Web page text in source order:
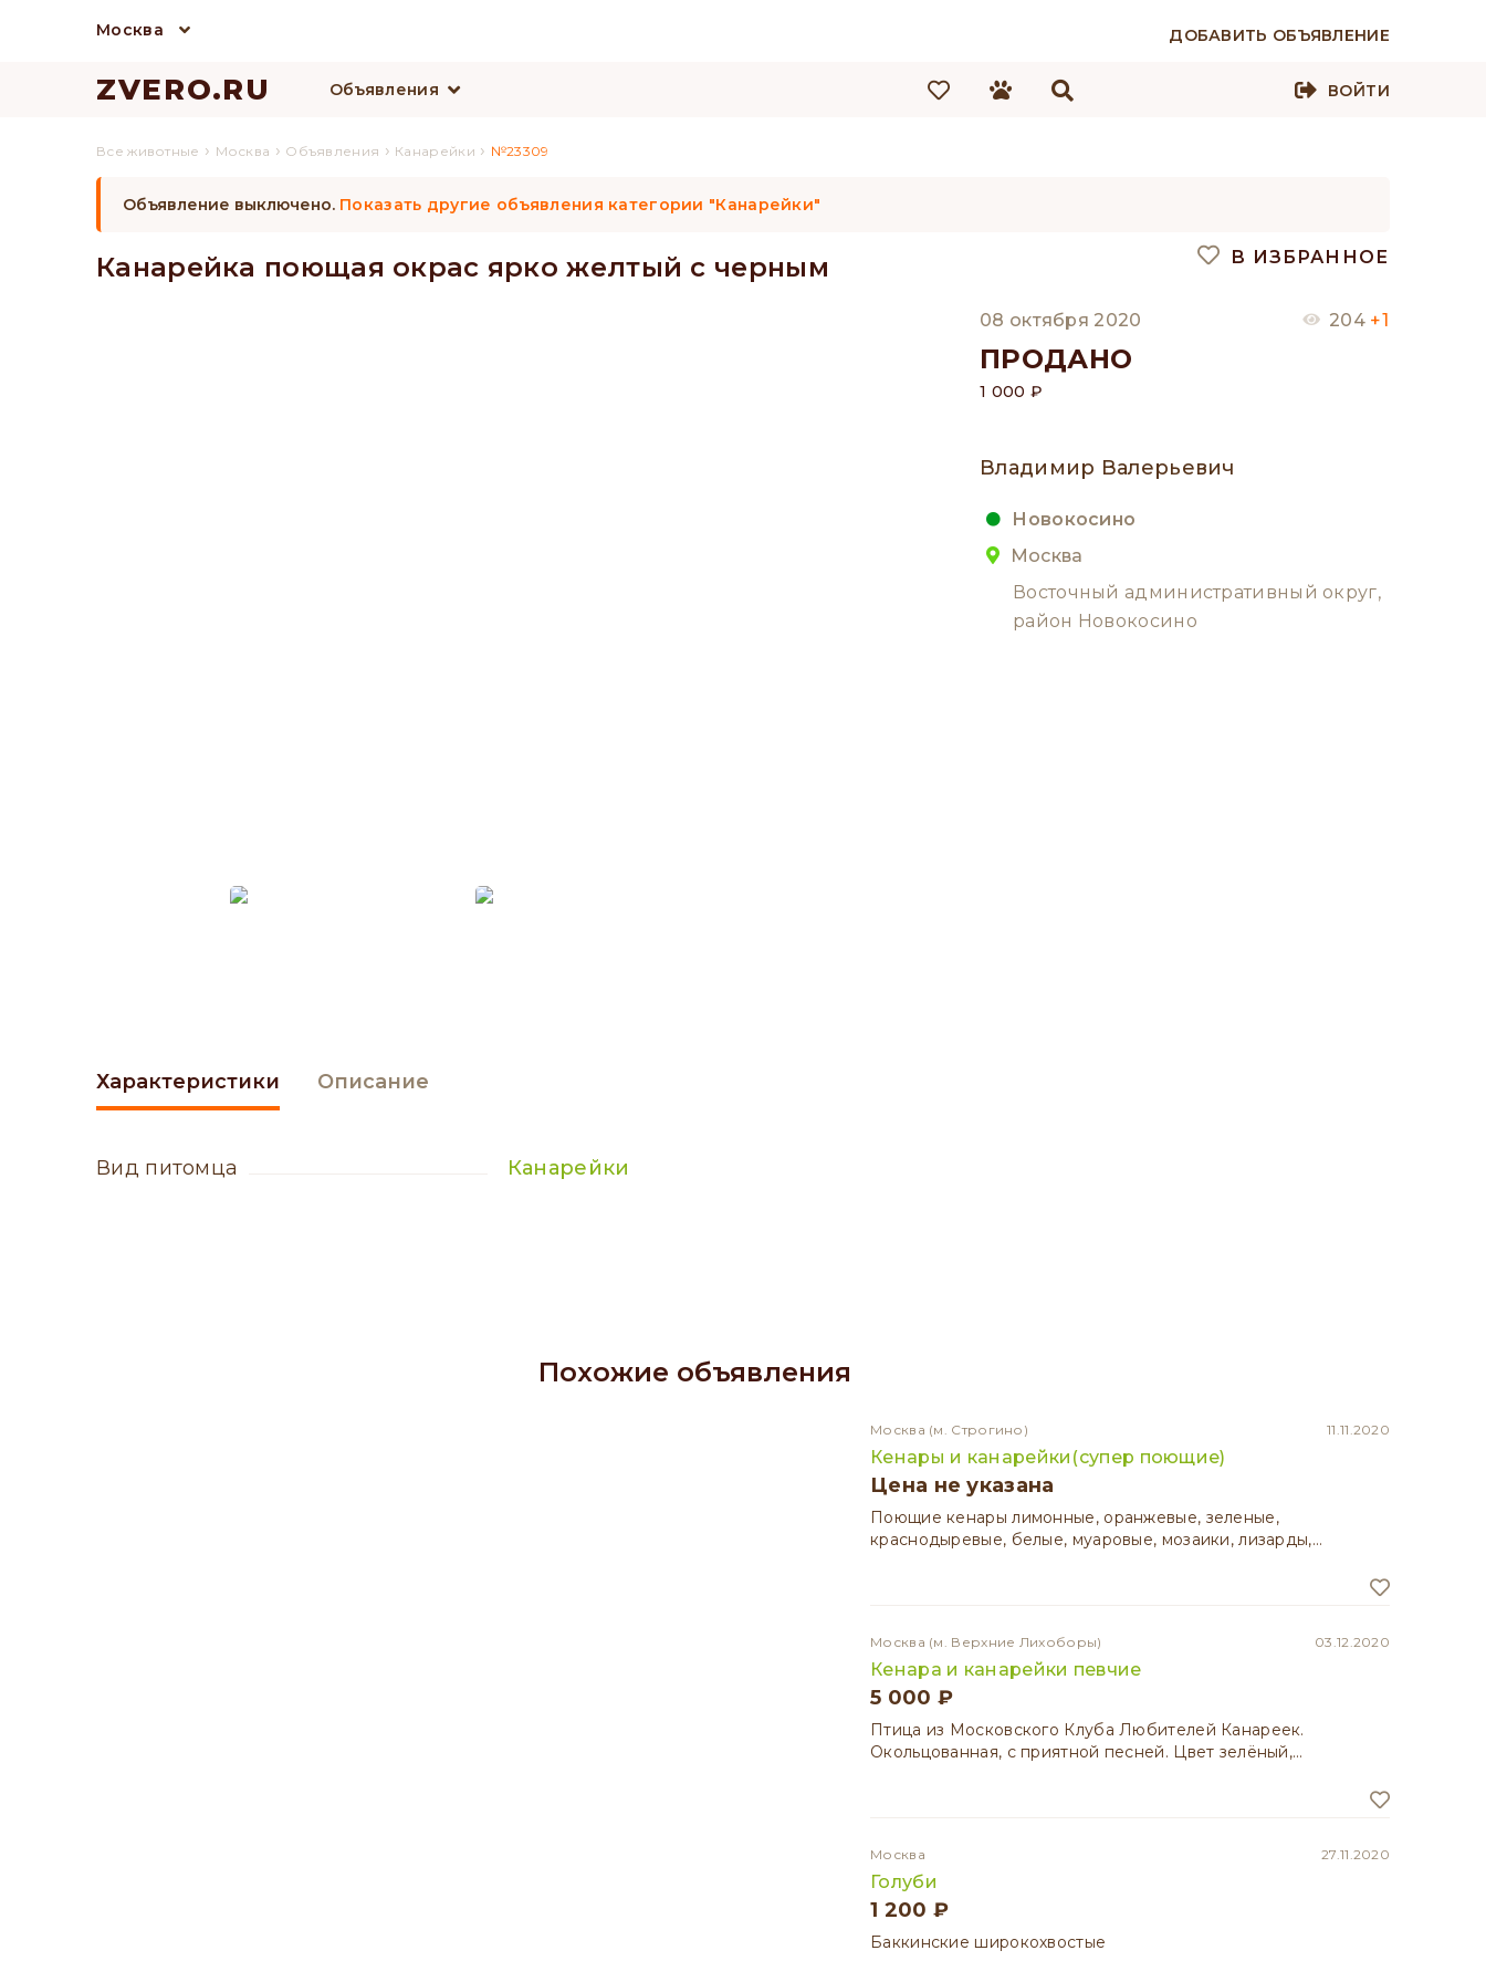
Москва ДОБАВИТЬ ОБЪЯВЛЕНИЕ
ZVERO.RU Объявления ВОЙТИ
Все животные › Москва › Объявления › Канарейки › №23309
Объявление выключено. Показать другие объявления категории "Канарейки"
Канарейка поющая окрас ярко желтый с черным
Характеристики
вид питомца Канарейки
Описание
В ИЗБРАННОЕ
08 октября 2020 204 +1
ПРОДАНО
1 000 ₽
Владимир Валерьевич
Новокосино
Москва
Восточный административный округ,
район Новокосино
Похожие объявления
Москва (м. Строгино) 11.11.2020
Кенары и канарейки(супер поющие)
Цена не указана
Поющие кенары лимонные, оранжевые, зеленые,
краснодыревые, белые, муаровые, мозаики, лизарды,…
Москва (м. Верхние Лихоборы) 03.12.2020
Кенара и канарейки певчие
5 000 ₽
Птица из Московского Клуба Любителей Канареек.
Окольцованная, с приятной песней. Цвет зелёный,…
Москва 27.11.2020
Голуби
1 200 ₽
Баккинские широкохвостые